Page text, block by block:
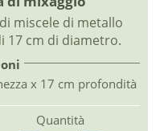
miscele di metallo
17 cm di diametro.
x 17 cm profondità
Quantità